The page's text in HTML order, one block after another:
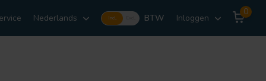
Nederlands Incl. BTW Inloggen
0